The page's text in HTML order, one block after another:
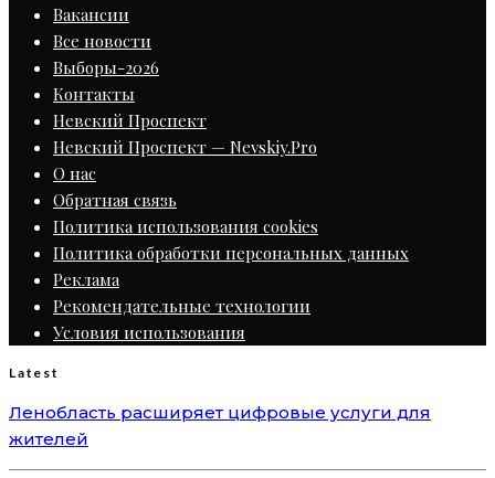
Вакансии
Все новости
Выборы-2026
Контакты
Невский Проспект
Невский Проспект — Nevskiy.Pro
О нас
Обратная связь
Политика использования cookies
Политика обработки персональных данных
Реклама
Рекомендательные технологии
Условия использования
Latest
Ленобласть расширяет цифровые услуги для
жителей